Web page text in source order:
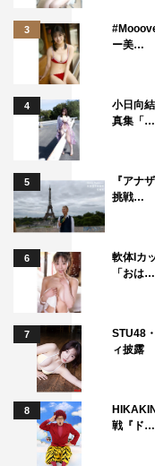
■全店
・グループ別 ラバー
BiSH / EMPiRE / BiS
TO THE BEDS /
・BiSHすしお先生描
込）
■限定
・グループ別 サンダ
各4,000円（税込）
BiSH / EMPiRE /
TO THE BEDS /
・グループ別 サンダ
4,000円（税込）
BiSH / EMPiRE / BiS
TO THE BEDS /
・IDOLロゴTシャツ
イト：各3,500円（税
・BiSHフォトTシャ
3
ー美…
4
小日向
真集「…
5
『アナ
挑戦…
6
軟体Iカ
「おは…
7
STU48
ィ披露
8
戦『ド…